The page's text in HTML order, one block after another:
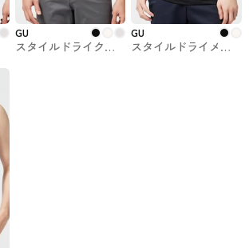
GU
スタイルドライクル
GU
スタイルドライメッ